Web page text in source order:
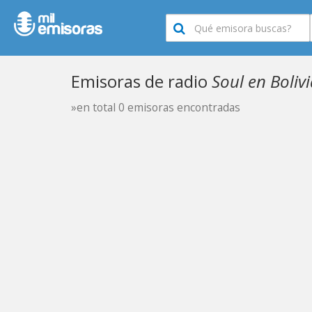
Emisoras de radio Soul en
»en total 0 emisoras encontradas